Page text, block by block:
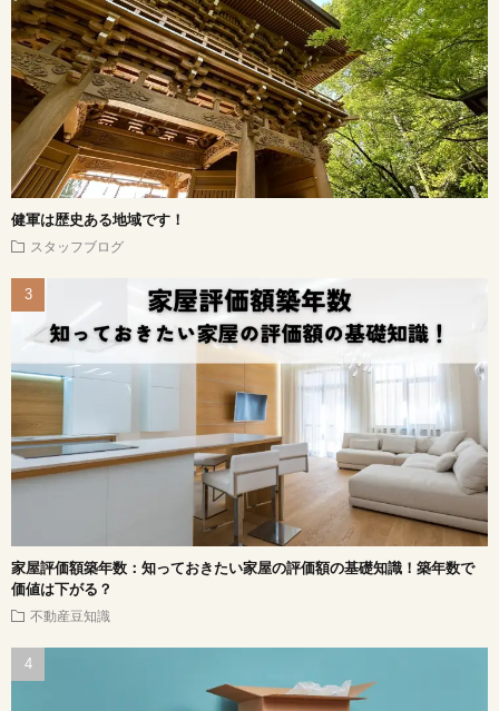
健軍は歴史ある地域です！
スタッフブログ
家屋評価額築年数：知っておきたい家屋の評価額の基礎知識！築年数で
価値は下がる？
不動産豆知識